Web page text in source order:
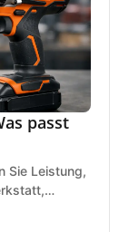
passt
Sie Leistung,